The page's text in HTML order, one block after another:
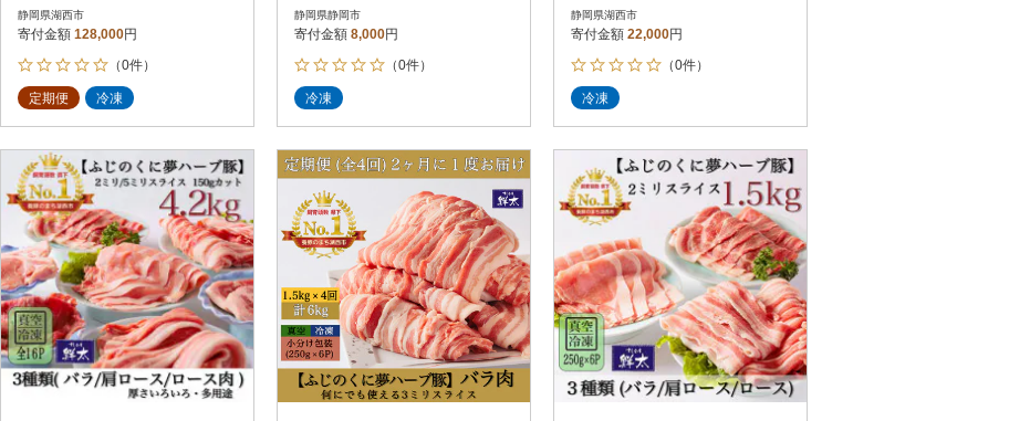
静岡県湖西市
寄付金額 128,000円
（0件）
定期便 冷凍
静岡県静岡市
寄付金額 8,000円
（0件）
冷凍
静岡県湖西市
寄付金額 22,000円
（0件）
冷凍